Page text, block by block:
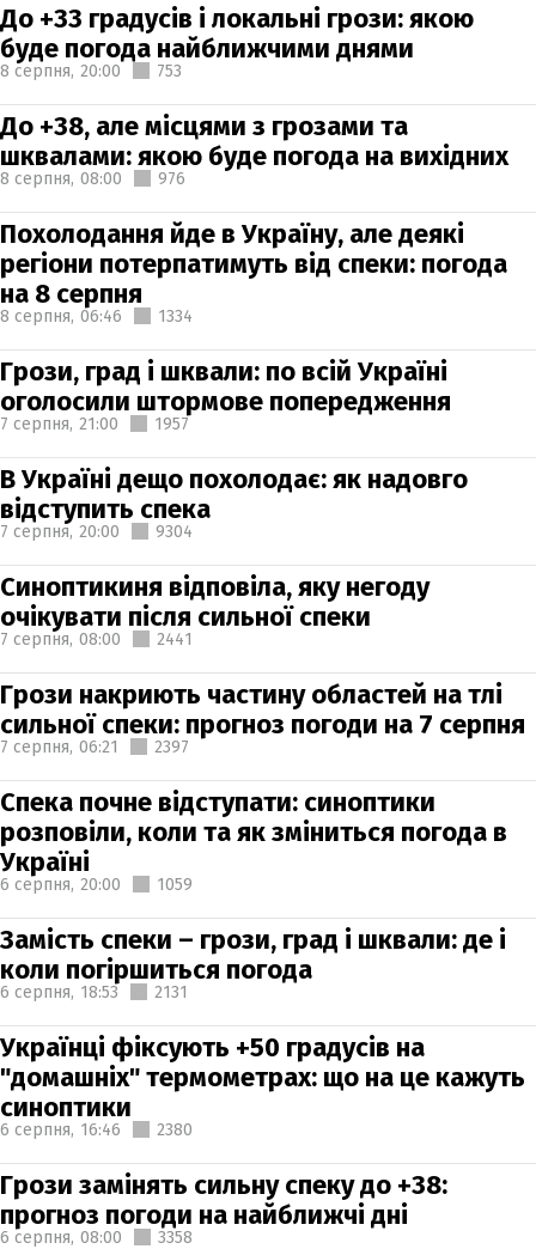
До +33 градусів і локальні грози: якою
буде погода найближчими днями
8 серпня, 20:00 753
До +38, але місцями з грозами та
шквалами: якою буде погода на вихідних
8 серпня, 08:00 976
Похолодання йде в Україну, але деякі
регіони потерпатимуть від спеки: погода
на 8 серпня
8 серпня, 06:46 1334
Грози, град і шквали: по всій Україні
оголосили штормове попередження
7 серпня, 21:00 1957
В Україні дещо похолодає: як надовго
відступить спека
7 серпня, 20:00 9304
Синоптикиня відповіла, яку негоду
очікувати після сильної спеки
7 серпня, 08:00 2441
Грози накриють частину областей на тлі
сильної спеки: прогноз погоди на 7 серпня
7 серпня, 06:21 2397
Спека почне відступати: синоптики
розповіли, коли та як зміниться погода в
Україні
6 серпня, 20:00 1059
Замість спеки – грози, град і шквали: де і
коли погіршиться погода
6 серпня, 18:53 2131
Українці фіксують +50 градусів на
"домашніх" термометрах: що на це кажуть
синоптики
6 серпня, 16:46 2380
Грози замінять сильну спеку до +38:
прогноз погоди на найближчі дні
6 серпня, 08:00 3358